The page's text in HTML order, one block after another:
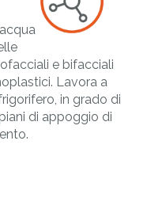
e bifacciali
Lavora a
in grado di
di appoggio di